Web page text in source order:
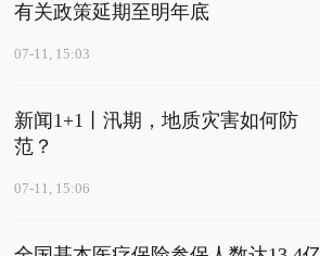
有关政策延期至明年底
07-11, 15:03
新闻1+1丨汛期，地质灾害如何防
范？
07-11, 15:06